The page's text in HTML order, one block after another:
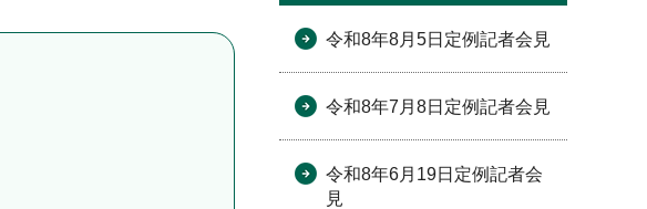
令和8年8月5日定例記者会見
令和8年7月8日定例記者会見
令和8年6月19日定例記者会
見